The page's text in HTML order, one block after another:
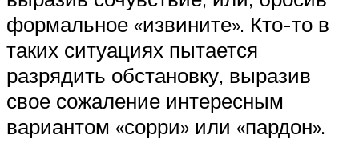
формальное «извините». Кто-то в
таких ситуациях пытается
разрядить обстановку, выразив
свое сожаление интересным
вариантом «сорри» или «пардон».